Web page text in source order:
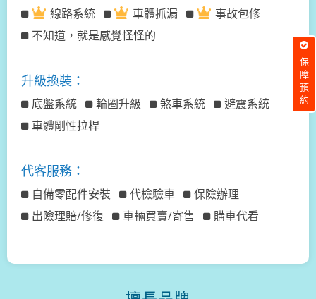
保障預約
線路系統
車體抓漏
事故包修
不知道，就是感覺怪怪的
升級換裝：
底盤系統 輪圈升級 煞車系統
避震系統
車體剛性拉桿
代客服務：
自備零配件安裝 代檢驗車
保險辦理
出險理賠/修復
車輛買賣/寄售 購車代看